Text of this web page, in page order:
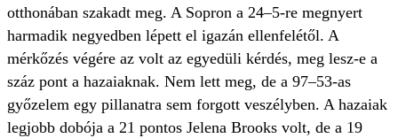
otthonában szakadt meg. A Sopron a 24–5-re megnyert
harmadik negyedben lépett el igazán ellenfelétől. A
mérkőzés végére az volt az egyedüli kérdés, meg lesz-e a
száz pont a hazaiaknak. Nem lett meg, de a 97–53-as
győzelem egy pillanatra sem forgott veszélyben. A hazaiak
legjobb dobója a 21 pontos Jelena Brooks volt, de a 19